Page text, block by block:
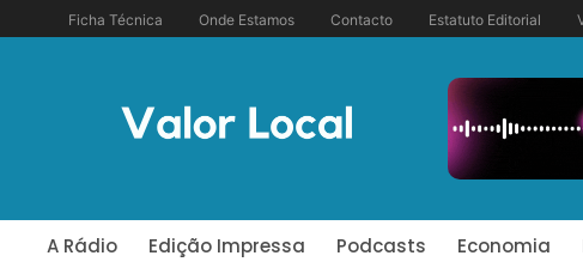
Ficha Técnica Onde Estamos Contacto Estatuto Editorial
A Rádio Edição Impressa Podcasts Economia